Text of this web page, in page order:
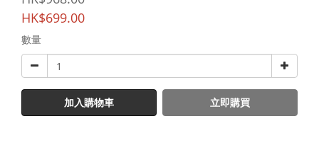
HK$699.00
數量
加入購物車 立即購買